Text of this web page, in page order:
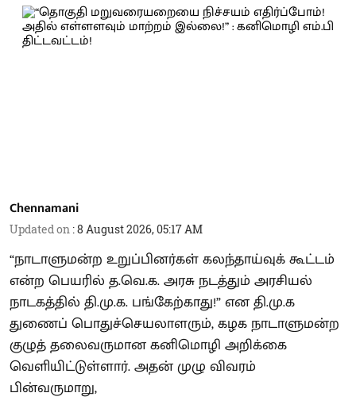
Chennamani
Updated on :8 August 2026, 05:17 AM
“நாடாளுமன்ற உறுப்பினர்கள் கலந்தாய்வுக் கூட்டம்
என்ற பெயரில் த.வெ.க. அரசு நடத்தும் அரசியல்
நாடகத்தில் தி.மு.க. பங்கேற்காது!” என தி.மு.க
துணைப் பொதுச்செயலாளரும், கழக நாடாளுமன்ற
குழுத் தலைவருமான கனிமொழி அறிக்கை
வெளியிட்டுள்ளார். அதன் முழு விவரம்
பின்வருமாறு,